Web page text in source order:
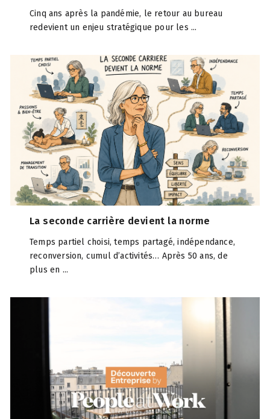
Cinq ans après la pandémie, le retour au bureau
redevient un enjeu stratégique pour les ...
La seconde carrière devient la norme
Temps partiel choisi, temps partagé, indépendance,
reconversion, cumul d’activités… Après 50 ans, de
plus en ...